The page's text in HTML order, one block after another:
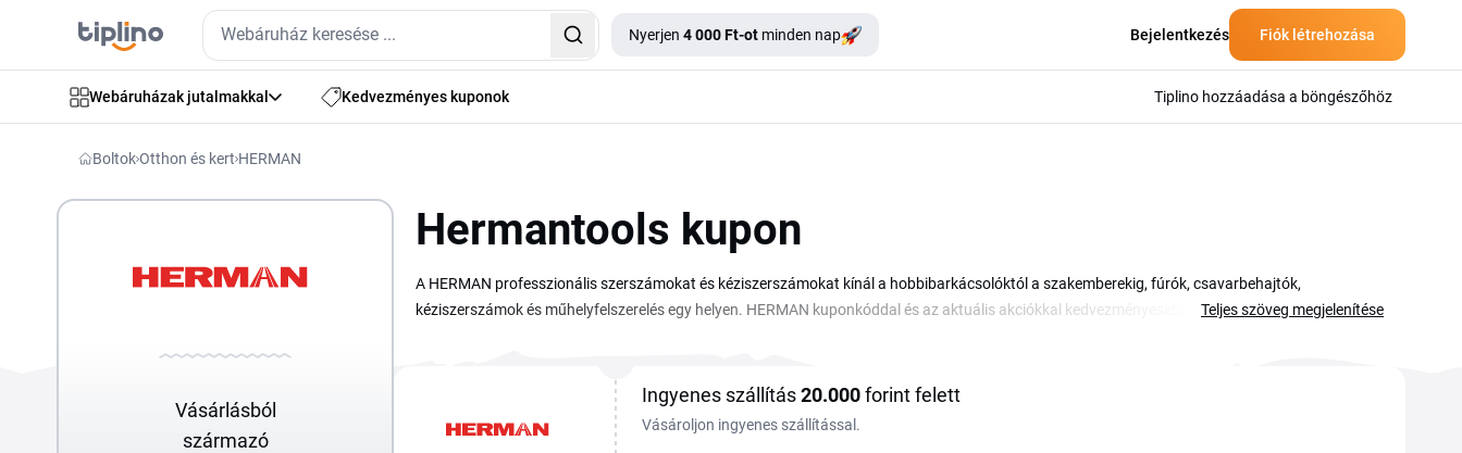
Nyerjen 4 000 Ft-ot minden nap Bejelentkezés Fiók létrehozása
Webáruházak jutalmakkal Kedvezményes kuponok Tiplino hozzáadása a böngészőhöz
BoltokOtthon és kert HERMAN
Vásárlásból
származó
Hermantools kupon
A HERMAN professzionális szerszámokat és kéziszerszámokat kínál a hobbibarkácsolóktól a szakemberekig, fúrók, csavarbehajtók,
kéziszerszámok és műhelyfelszerelés egy helyen. HERMAN kuponkóddal és az aktuális akciókkal kedvezményesebben szerezheted be a
rendszeresen frissülnek, érdemes tehát visszanézned, mielőtt leadod a rendelést.
Teljes szöveg megjelenítése
Ingyenes szállítás20.000forint felett
Vásároljon ingyenes szállítással.